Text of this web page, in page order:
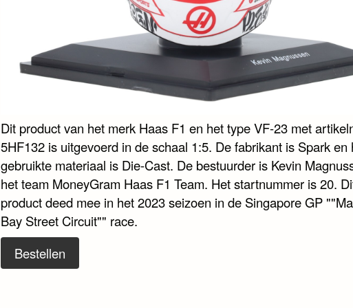
Dit product van het merk Haas F1 en het type VF-23 met
5HF132 is uitgevoerd in de schaal 1:5. De fabrikant is Spark en
gebruikte materiaal is Die-Cast. De bestuurder is Kevin
het team MoneyGram Haas F1 Team. Het startnummer is 20.
product deed mee in het 2023 seizoen in de Singapore GP
Bay Street Circuit"" race.
Bestellen